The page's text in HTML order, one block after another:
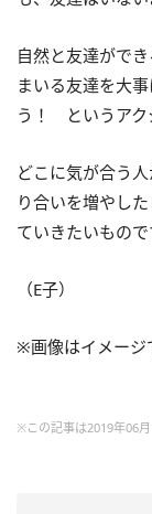
自然と友達がで
まいる友達を大
う！ というアク
どこに気が合う
り合いを増やし
ていきたいもので
（E子）
※画像はイメージ
※この記事は2019年06